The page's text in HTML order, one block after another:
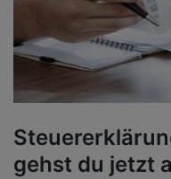
gehst du jetzt